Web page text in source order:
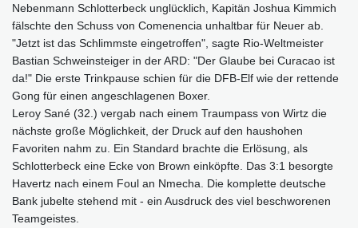
Nebenmann Schlotterbeck unglücklich, Kapitän Joshua Kimmich
fälschte den Schuss von Comenencia unhaltbar für Neuer ab.
"Jetzt ist das Schlimmste eingetroffen", sagte Rio-Weltmeister
Bastian Schweinsteiger in der ARD: "Der Glaube bei Curacao ist
da!" Die erste Trinkpause schien für die DFB-Elf wie der rettende
Gong für einen angeschlagenen Boxer.
Leroy Sané (32.) vergab nach einem Traumpass von Wirtz die
nächste große Möglichkeit, der Druck auf den haushohen
Favoriten nahm zu. Ein Standard brachte die Erlösung, als
Schlotterbeck eine Ecke von Brown einköpfte. Das 3:1 besorgte
Havertz nach einem Foul an Nmecha. Die komplette deutsche
Bank jubelte stehend mit - ein Ausdruck des viel beschworenen
Teamgeistes.